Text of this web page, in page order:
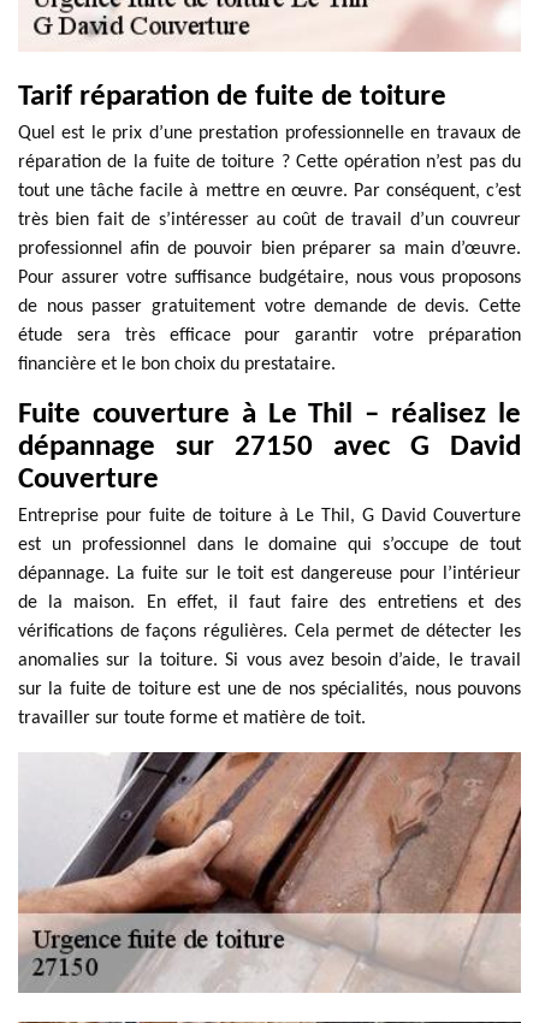
Tarif réparation de fuite de toiture
Quel est le prix d’une prestation professionnelle en travaux de
réparation de la fuite de toiture ? Cette opération n’est pas du
tout une tâche facile à mettre en œuvre. Par conséquent, c’est
très bien fait de s’intéresser au coût de travail d’un couvreur
professionnel afin de pouvoir bien préparer sa main d’œuvre.
Pour assurer votre suffisance budgétaire, nous vous proposons
de nous passer gratuitement votre demande de devis. Cette
étude sera très efficace pour garantir votre préparation
financière et le bon choix du prestataire.
Fuite couverture à Le Thil – réalisez le
dépannage sur 27150 avec G David
Couverture
Entreprise pour fuite de toiture à Le Thil, G David Couverture
est un professionnel dans le domaine qui s’occupe de tout
dépannage. La fuite sur le toit est dangereuse pour l’intérieur
de la maison. En effet, il faut faire des entretiens et des
vérifications de façons régulières. Cela permet de détecter les
anomalies sur la toiture. Si vous avez besoin d’aide, le travail
sur la fuite de toiture est une de nos spécialités, nous pouvons
travailler sur toute forme et matière de toit.